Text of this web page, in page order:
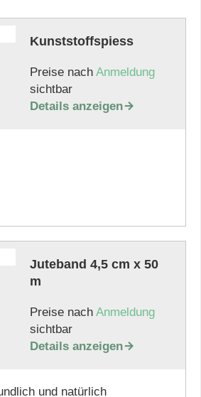
Kunststoffspiess
Preise nach Anmeldung
sichtbar
Details anzeigen
Juteband 4,5 cm x 50
m
Preise nach Anmeldung
sichtbar
Details anzeigen
und natürlich